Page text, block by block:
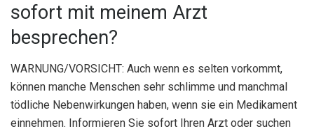
sofort mit meinem Arzt
besprechen?
WARNUNG/VORSICHT: Auch wenn es selten vorkommt,
können manche Menschen sehr schlimme und manchmal
tödliche Nebenwirkungen haben, wenn sie ein Medikament
einnehmen. Informieren Sie sofort Ihren Arzt oder suchen